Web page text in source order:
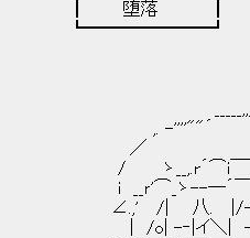
┃ 堕落 ┃
┗━━━━━━━┛
_____,,,,,,___へ
,. -''''""´ ｀
／ ｀
/ ゝ__,.r´⌒i￣￣7
i __ｒ'⌒_ゝ--─´￣｀ー-'
∠.,' /| 八. |/-‐＼
| /o| -‐|イ＼| -─と